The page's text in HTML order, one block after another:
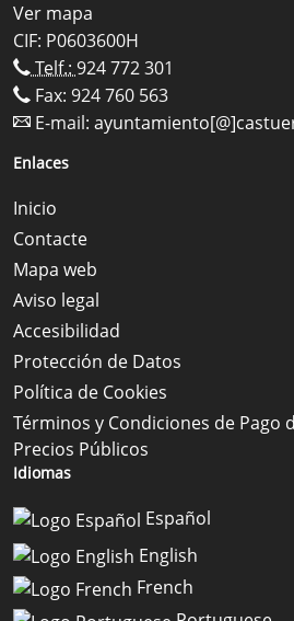
Ver mapa
CIF: P0603600H
Telf.: 924 772 301
Fax: 924 760 563
E-mail:
Enlaces
Inicio
Contacte
Mapa web
Aviso legal
Accesibilidad
Protección de Datos
Política de Cookies
Términos y Condiciones de Pago
Precios Públicos
Idiomas
Español
English
French